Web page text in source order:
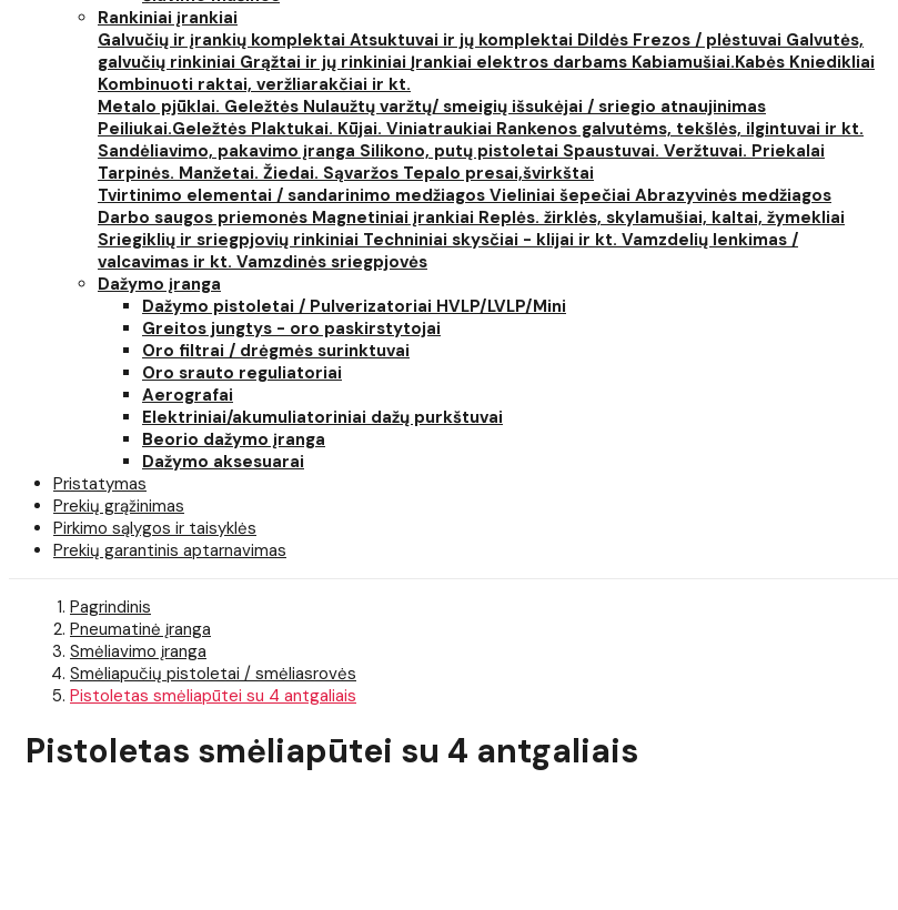
Rankiniai įrankiai
Galvučių ir įrankių komplektai Atsuktuvai ir jų komplektai Dildės Frezos / plėstuvai Galvutės,
galvučių rinkiniai Grąžtai ir jų rinkiniai Įrankiai elektros darbams Kabiamušiai.Kabės Kniedikliai
Kombinuoti raktai, veržliarakčiai ir kt.
Metalo pjūklai. Geležtės Nulaužtų varžtų/ smeigių išsukėjai / sriegio atnaujinimas
Peiliukai.Geležtės Plaktukai. Kūjai. Viniatraukiai Rankenos galvutėms, tekšlės, ilgintuvai ir kt.
Sandėliavimo, pakavimo įranga Silikono, putų pistoletai Spaustuvai. Veržtuvai. Priekalai
Tarpinės. Manžetai. Žiedai. Sąvaržos Tepalo presai,švirkštai
Tvirtinimo elementai / sandarinimo medžiagos Vieliniai šepečiai Abrazyvinės medžiagos
Darbo saugos priemonės Magnetiniai įrankiai Replės. žirklės, skylamušiai, kaltai, žymekliai
Sriegiklių ir sriegpjovių rinkiniai Techniniai skysčiai - klijai ir kt. Vamzdelių lenkimas /
valcavimas ir kt. Vamzdinės sriegpjovės
Dažymo įranga
Dažymo pistoletai / Pulverizatoriai HVLP/LVLP/Mini
Greitos jungtys - oro paskirstytojai
Oro filtrai / drėgmės surinktuvai
Oro srauto reguliatoriai
Aerografai
Elektriniai/akumuliatoriniai dažų purkštuvai
Beorio dažymo įranga
Dažymo aksesuarai
Pristatymas
Prekių grąžinimas
Pirkimo sąlygos ir taisyklės
Prekių garantinis aptarnavimas
Pagrindinis
Pneumatinė įranga
Smėliavimo įranga
Smėliapučių pistoletai / smėliasrovės
Pistoletas smėliapūtei su 4 antgaliais
Pistoletas smėliapūtei su 4 antgaliais